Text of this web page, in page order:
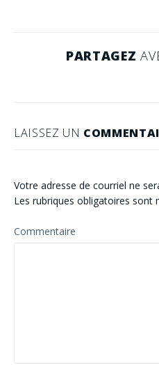
PARTAGEZ
LAISSEZ UN
Votre adresse de courriel ne
Les rubriques obligatoires sont
Commentaire